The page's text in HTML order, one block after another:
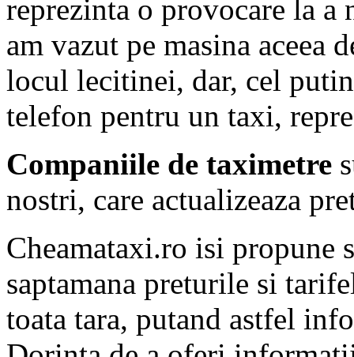
reprezinta o provocare la a
am vazut pe masina aceea
locul lecitinei, dar, cel
telefon pentru un taxi,
Companiile de taximetre
nostri, care actualizeaza
Cheamataxi.ro isi propune
saptamana preturile si
toata tara, putand astfel